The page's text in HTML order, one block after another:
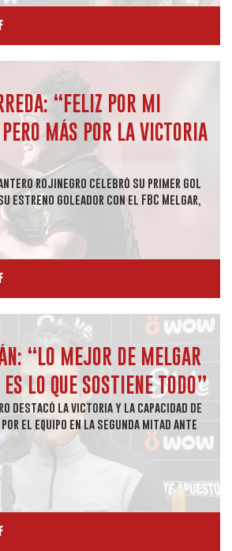
“FELIZ POR MI
MÁS POR LA VICTORIA
rojinegro celebró su primer gol
estreno goleador con el FBC Melgar,
“LO MEJOR DE MELGAR
ES LO QUE SOSTIENE TODO”
destacó la victoria y la capacidad de
el equipo en la segunda mitad ante